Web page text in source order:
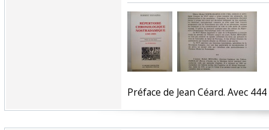
‎Préface de Jean Céard. Avec